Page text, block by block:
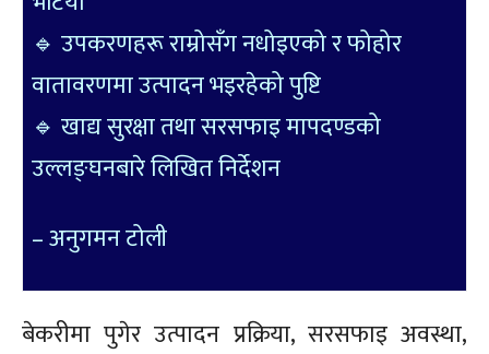
🔹 उपकरणहरू राम्रोसँग नधोइएको र फोहोर
वातावरणमा उत्पादन भइरहेको पुष्टि
🔹 खाद्य सुरक्षा तथा सरसफाइ मापदण्डको
उल्लङ्घनबारे लिखित निर्देशन
– अनुगमन टोली
बेकरीमा पुगेर उत्पादन प्रक्रिया, सरसफाइ अवस्था,